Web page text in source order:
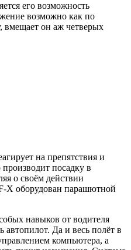
его возможность
возможно как по
вмещает он аж четверых
на препятствия и
посадку в
о своём действии
X оборудован парашютной
навыков от водителя
автопилот. Да и весь полёт в
компьютера, а